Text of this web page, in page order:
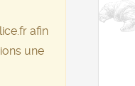
afin
une